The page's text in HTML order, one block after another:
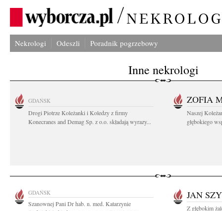
Nekrologi Odeszli Poradnik pogrzebowy
Inne nekrologi
GDAŃSK
Drogi Piotrze Koleżanki i Koledzy z firmy
Konecranes and Demag Sp. z o.o. składają wyrazy...
ZOFIA
Naszej
głębokiego
GDAŃSK
Szanownej Pani Dr hab. n. med. Katarzynie
JAN
Z głębokim